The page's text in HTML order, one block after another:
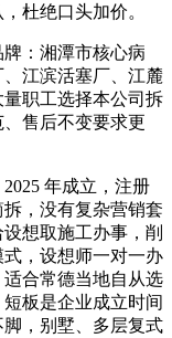
杜绝口头加价。
：湘潭市核心病
江滨活塞厂、江麓
职工选择本公司拆
售后不变要求更
年成立，注册
，没有复杂营销套
想取施工办事，削
，设想师一对一办
合常德当地自从选
板是企业成立时间
，别墅、多层复式